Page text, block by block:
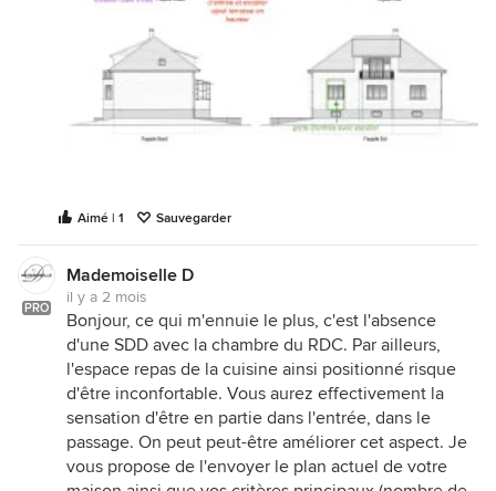
Aimé | 1 Sauvegarder
PRO
Mademoiselle D
il y a 2 mois
Bonjour, ce qui m'ennuie le plus, c'est l'absence
d'une SDD avec la chambre du RDC. Par ailleurs,
l'espace repas de la cuisine ainsi positionné risque
d'être inconfortable. Vous aurez effectivement la
sensation d'être en partie dans l'entrée, dans le
passage. On peut peut-être améliorer cet aspect. Je
vous propose de l'envoyer le plan actuel de votre